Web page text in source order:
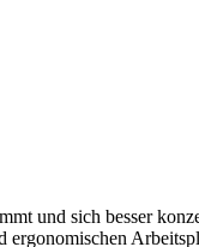
und sich besser